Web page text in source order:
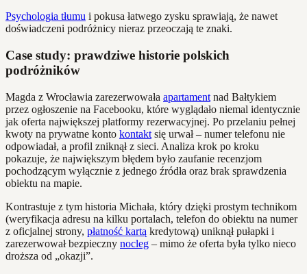
Psychologia tłumu i pokusa łatwego zysku sprawiają, że nawet
doświadczeni podróżnicy nieraz przeoczają te znaki.
Case study: prawdziwe historie polskich
podróżników
Magda z Wrocławia zarezerwowała apartament nad Bałtykiem
przez ogłoszenie na Facebooku, które wyglądało niemal identycznie
jak oferta największej platformy rezerwacyjnej. Po przelaniu pełnej
kwoty na prywatne konto kontakt się urwał – numer telefonu nie
odpowiadał, a profil zniknął z sieci. Analiza krok po kroku
pokazuje, że największym błędem było zaufanie recenzjom
pochodzącym wyłącznie z jednego źródła oraz brak sprawdzenia
obiektu na mapie.
Kontrastuje z tym historia Michała, który dzięki prostym technikom
(weryfikacja adresu na kilku portalach, telefon do obiektu na numer
z oficjalnej strony, płatność kartą kredytową) uniknął pułapki i
zarezerwował bezpieczny nocleg – mimo że oferta była tylko nieco
droższa od „okazji”.